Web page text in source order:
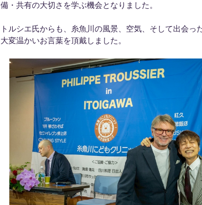
備・共有の大切さを学ぶ機会となりました。
トルシエ氏からも、糸魚川の風景、空気、そして出会っ
大変温かいお言葉を頂戴しました。